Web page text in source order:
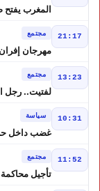
المغرب يفتح
21:17 مجتمع
مهرجان إفران
13:23 مجتمع
10:31 سياسة
غضب داخل
11:52 مجتمع
تأجيل